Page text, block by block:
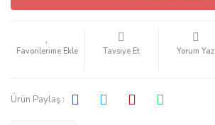
Tavsiye Et Yorum Yaz
Ürün Paylaş :